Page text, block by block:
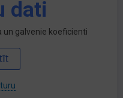
dati
galvenie koeficienti